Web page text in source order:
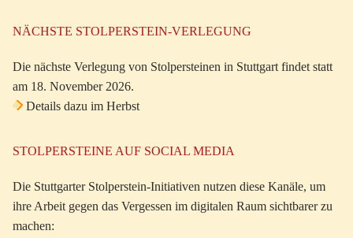
NÄCHSTE STOLPERSTEIN-VERLEGUNG
Die nächste Verlegung von Stolpersteinen in Stuttgart findet statt
am 18. November 2026.
Details dazu im Herbst
STOLPERSTEINE AUF SOCIAL MEDIA
Die Stuttgarter Stolperstein-Initiativen nutzen diese Kanäle, um
ihre Arbeit gegen das Vergessen im digitalen Raum sichtbarer zu
machen: